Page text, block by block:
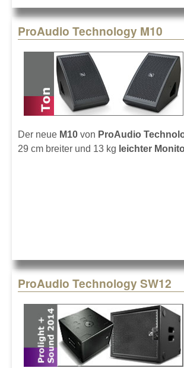
ProAudio Technology M10
Der neue M10 von ProAudio
29 cm breiter und 13 kg leichter
ProAudio Technology SW12